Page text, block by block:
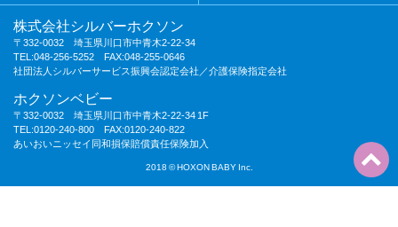
株式会社シルバーホクソン
〒332-0032 埼玉県川口市中青木2-22-34
TEL:048-256-5252 FAX:048-255-0646
社団法人シルバーサービス振興会認定会社／介護保険指定会社
ホクソンベビー
〒332-0032 埼玉県川口市中青木2-22-34 1F
TEL:0120-240-800 FAX:0120-240-822
あいおいニッセイ同和損保賠償責任保険加入
2018 © HOXON BABY Inc.